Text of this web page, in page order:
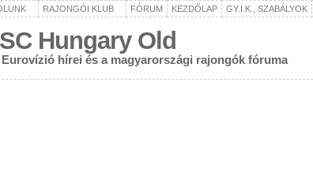
RAJONGÓI KLUB FÓRUM KEZDŐLAP GY.I.K., SZABÁLYOK
Hungary Old
hírei és a magyarországi rajongók fóruma